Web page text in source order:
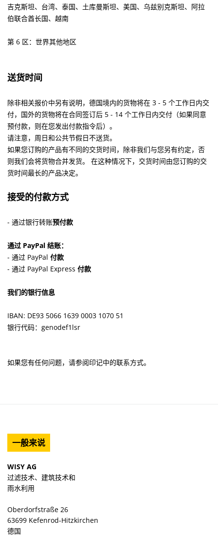
吉克斯坦、台湾、泰国、土库曼斯坦、美国、乌兹别克斯坦、阿拉
伯联合酋长国、越南
第 6 区：世界其他地区
送货时间
除非相关报价中另有说明，德国境内的货物将在 3 - 5 个工作日内交
付，国外的货物将在合同签订后 5 - 14 个工作日内交付（如果同意
预付款，则在您发出付款指令后）。
请注意，周日和公共节假日不送货。
如果您订购的产品有不同的交货时间，除非我们与您另有约定，否
则我们会将货物合并发货。
在这种情况下，交货时间由您订购的交
货时间最长的产品决定。
接受的付款方式
- 通过银行转账预付款
通过 PayPal 结账：
- 通过 PayPal 付款
- 通过 PayPal Express 付款
我们的银行信息
IBAN: DE93 5066 1639 0003 1070 51
银行代码：genodef1lsr
如果您有任何问题，请参阅印记中的联系方式。
一般来说
WISY AG
过滤技术、建筑技术和
雨水利用
Oberdorfstraße 26
63699 Kefenrod-Hitzkirchen
德国